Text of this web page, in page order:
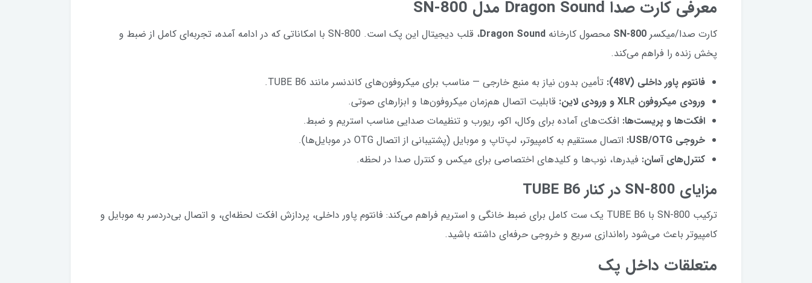
معرفی کارت صدا Dragon Sound مدل SN-800
کارت صدا/میکسر SN-800 محصول کارخانه Dragon Sound
، قلب دیجیتال این پک است. SN-800 با امکاناتی که در ادامه آمده، تجربه‌ای کامل از ضبط و
پخش زنده را فراهم می‌کند.
فانتوم پاور داخلی (48V):
تأمین بدون نیاز به منبع خارجی — مناسب برای میکروفون‌های کاندنسر مانند TUBE B6.
ورودی میکروفون XLR و ورودی لاین:
قابلیت اتصال هم‌زمان میکروفون‌ها و ابزارهای صوتی.
افکت‌ها و پریست‌ها: افکت‌های آماده برای وکال، اکو، ریورب و تنظیمات صدایی مناسب استریم و ضبط.
خروجی USB/OTG:
اتصال مستقیم به کامپیوتر، لپ‌تاپ و موبایل (پشتیبانی از اتصال OTG در موبایل‌ها).
کنترل‌های آسان: فیدرها، نوب‌ها و کلیدهای اختصاصی برای میکس و کنترل صدا در لحظه.
مزایای SN-800 در کنار TUBE B6
ترکیب SN-800 با TUBE B6 یک ست کامل برای ضبط خانگی و استریم فراهم می‌کند: فانتوم پاور داخلی، پردازش افکت لحظه‌ای، و اتصال بی‌دردسر به موبایل و
کامپیوتر باعث می‌شود راه‌اندازی سریع و خروجی حرفه‌ای داشته باشید.
متعلقات داخل پک